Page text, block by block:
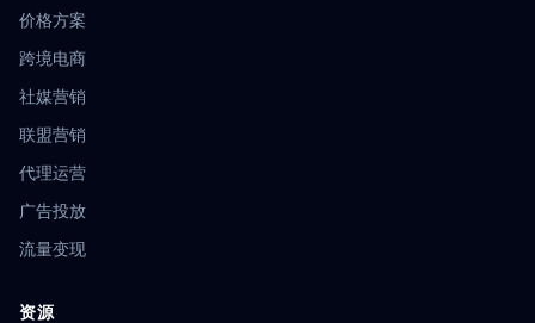
价格方案
跨境电商
社媒营销
联盟营销
代理运营
广告投放
流量变现
资源